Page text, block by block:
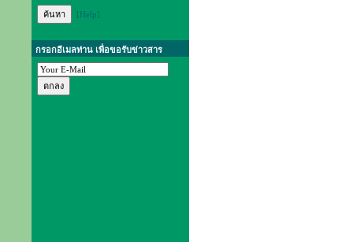
[Help]
กรอกอีเมลท่าน เพื่อขอรับข่าวสาร